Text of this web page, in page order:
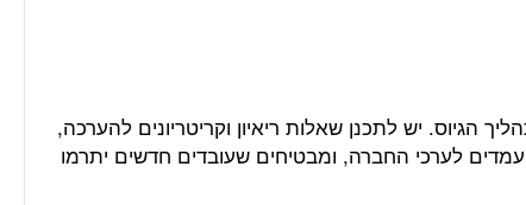
הגיוס. יש לתכנן שאלות ריאיון וקריטריונים להערכה,
לערכי החברה, ומבטיחים שעובדים חדשים יתרמו